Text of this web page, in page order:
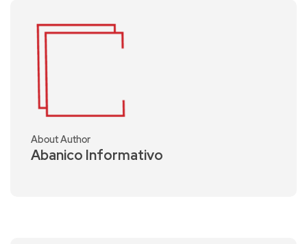
About Author
Abanico Informativo